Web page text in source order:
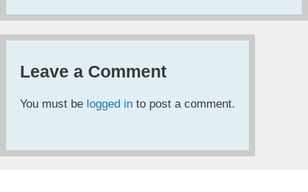
Leave a Comment
You must be logged in to post a comment.